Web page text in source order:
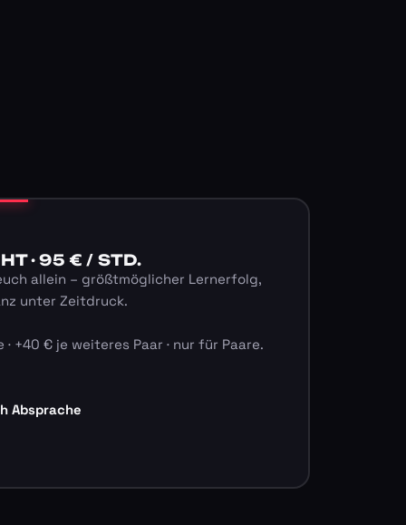
· 95 € / STD.
allein – größtmöglicher Lernerfolg,
unter Zeitdruck.
+40 € je weiteres Paar · nur für Paare.
Absprache